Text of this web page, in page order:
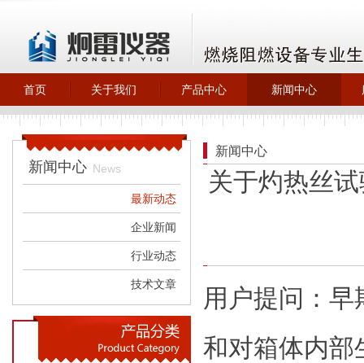
首页 关于我们 产品中心 新闻中心
> 关于炯雷仪器 > 自主产品_燃烧
阻燃类
橡胶塑料检测
自主产品_试验
机试验箱
>
> 最新动态
>行业动态
> 技术文章
>
新闻中心 News
最新动态
企业新闻
行业动态
技术文章
新闻中心
关于灼热丝
用户提问：
和对箱体内部